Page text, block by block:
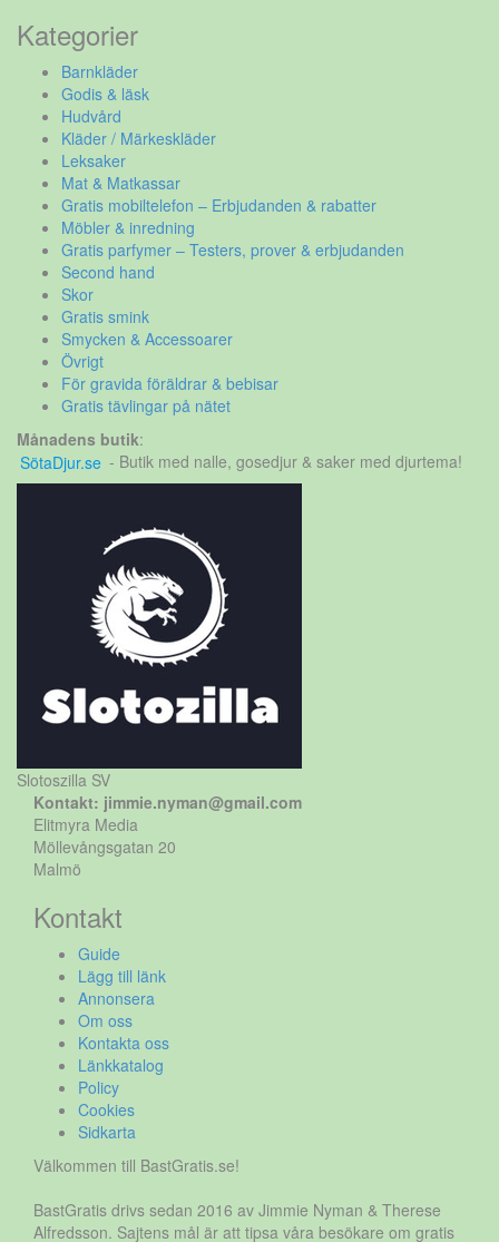
Kategorier
Barnkläder
Godis & läsk
Hudvård
Kläder / Märkeskläder
Leksaker
Mat & Matkassar
Gratis mobiltelefon – Erbjudanden & rabatter
Möbler & inredning
Gratis parfymer – Testers, prover & erbjudanden
Second hand
Skor
Gratis smink
Smycken & Accessoarer
Övrigt
För gravida föräldrar & bebisar
Gratis tävlingar på nätet
Månadens butik:
SötaDjur.se - Butik med nalle, gosedjur & saker med djurtema!
Slotoszilla SV
Kontakt: jimmie.nyman@gmail.com
Elitmyra Media
Möllevångsgatan 20
Malmö
Kontakt
Guide
Lägg till länk
Annonsera
Om oss
Kontakta oss
Länkkatalog
Policy
Cookies
Sidkarta
Välkommen till BastGratis.se!
BastGratis drivs sedan 2016 av Jimmie Nyman & Therese
Alfredsson. Sajtens mål är att tipsa våra besökare om gratis